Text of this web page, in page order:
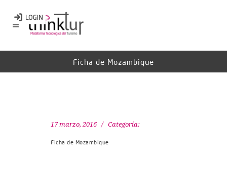
Ficha de Mozambique
17 marzo, 2016 Categoría:
Ficha de Mozambique